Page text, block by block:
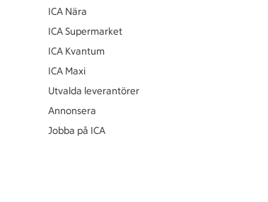
ICA Nära
ICA Supermarket
ICA Kvantum
ICA Maxi
Utvalda leverantörer
Annonsera
Jobba på ICA